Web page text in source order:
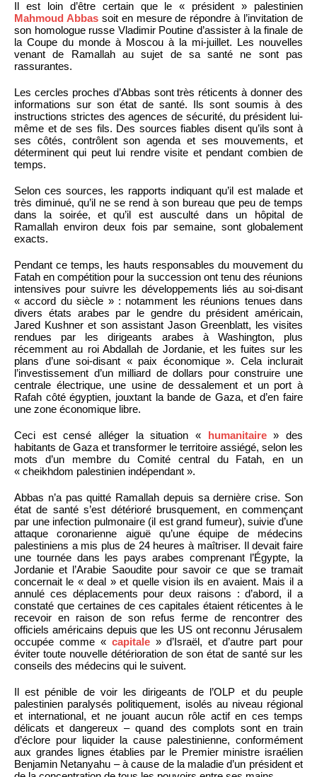
Il est loin d’être certain que le « président » palestinien
Mahmoud Abbassoit en mesure de répondre à l’invitation de
son homologue russe Vladimir Poutine d’assister à la finale de
la Coupe du monde à Moscou à la mi-juillet. Les nouvelles
venant de Ramallah au sujet de sa santé ne sont pas
rassurantes.
Les cercles proches d’Abbas sont très réticents à donner des
informations sur son état de santé. Ils sont soumis à des
instructions strictes des agences de sécurité, du président lui-
même et de ses fils. Des sources fiables disent qu’ils sont à
ses côtés, contrôlent son agenda et ses mouvements, et
déterminent qui peut lui rendre visite et pendant combien de
temps.
Selon ces sources, les rapports indiquant qu’il est malade et
très diminué, qu’il ne se rend à son bureau que peu de temps
dans la soirée, et qu’il est ausculté dans un hôpital de
Ramallah environ deux fois par semaine, sont globalement
exacts.
Pendant ce temps, les hauts responsables du mouvement du
Fatah en compétition pour la succession ont tenu des réunions
intensives pour suivre les développements liés au soi-disant
« accord du siècle » : notamment les réunions tenues dans
divers états arabes par le gendre du président américain,
Jared Kushner et son assistant Jason Greenblatt, les visites
rendues par les dirigeants arabes à Washington, plus
récemment au roi Abdallah de Jordanie, et les fuites sur les
plans d’une soi-disant « paix économique ». Cela inclurait
l’investissement d’un milliard de dollars pour construire une
centrale électrique, une usine de dessalement et un port à
Rafah côté égyptien, jouxtant la bande de Gaza, et d’en faire
une zone économique libre.
Ceci est censé alléger la situation « humanitaire» des
habitants de Gaza et transformer le territoire assiégé, selon les
mots d’un membre du Comité central du Fatah, en un
« cheikhdom palestinien indépendant ».
Abbas n’a pas quitté Ramallah depuis sa dernière crise. Son
état de santé s’est détérioré brusquement, en commençant
par une infection pulmonaire (il est grand fumeur), suivie d’une
attaque coronarienne aiguë qu’une équipe de médecins
palestiniens a mis plus de 24 heures à maîtriser. Il devait faire
une tournée dans les pays arabes comprenant l’Égypte, la
Jordanie et l’Arabie Saoudite pour savoir ce que se tramait
concernait le « deal » et quelle vision ils en avaient. Mais il a
annulé ces déplacements pour deux raisons : d’abord, il a
constaté que certaines de ces capitales étaient réticentes à le
recevoir en raison de son refus ferme de rencontrer des
officiels américains depuis que les US ont reconnu Jérusalem
occupée comme « capitale» d’Israël, et d’autre part pour
éviter toute nouvelle détérioration de son état de santé sur les
conseils des médecins qui le suivent.
Il est pénible de voir les dirigeants de l’OLP et du peuple
palestinien paralysés politiquement, isolés au niveau régional
et international, et ne jouant aucun rôle actif en ces temps
délicats et dangereux – quand des complots sont en train
d’éclore pour liquider la cause palestinienne, conformément
aux grandes lignes établies par le Premier ministre israélien
Benjamin Netanyahu – à cause de la maladie d’un président et